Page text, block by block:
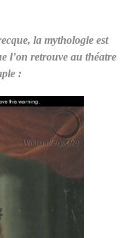
la mythologie est
l’on retrouve au théatre
: